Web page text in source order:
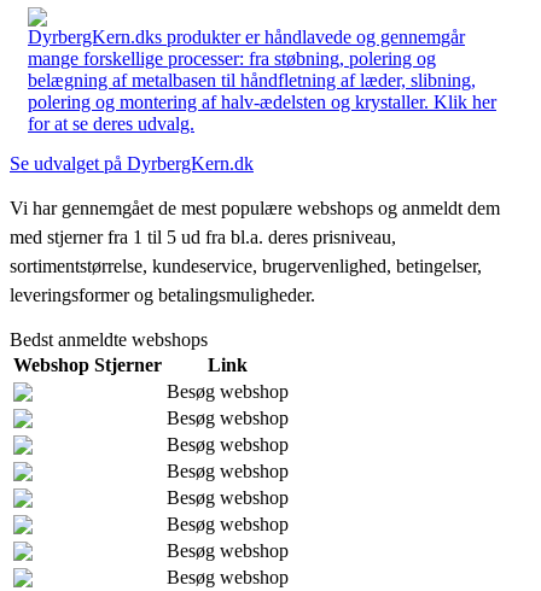
DyrbergKern.dks produkter er håndlavede og gennemgår
mange forskellige processer: fra støbning, polering og
belægning af metalbasen til håndfletning af læder, slibning,
polering og montering af halv-ædelsten og krystaller. Klik her
for at se deres udvalg.
Se udvalget på DyrbergKern.dk
Vi har gennemgået de mest populære webshops og anmeldt dem
med stjerner fra 1 til 5 ud fra bl.a. deres prisniveau,
sortimentstørrelse, kundeservice, brugervenlighed, betingelser,
leveringsformer og betalingsmuligheder.
Bedst anmeldte webshops
Webshop Stjerner
Link
Besøg webshop
Besøg webshop
Besøg webshop
Besøg webshop
Besøg webshop
Besøg webshop
Besøg webshop
Besøg webshop